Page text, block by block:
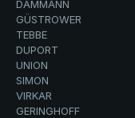
DAMMANN
GÜSTROWER
TEBBE
DUPORT
UNION
SIMON
VIRKAR
GERINGHOFF